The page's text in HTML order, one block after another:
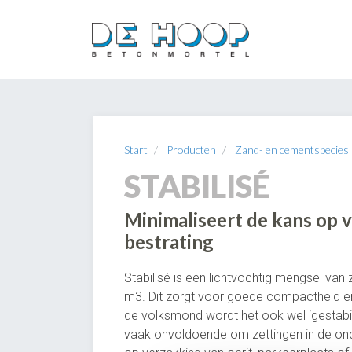
Start Producten Zand- en cementspecies
STABILISÉ
Minimaliseert de kans op
bestrating
Stabilisé is een lichtvochtig mengsel
m3. Dit zorgt voor goede compactheid
de volksmond wordt het ook wel
vaak onvoldoende om zettingen in de